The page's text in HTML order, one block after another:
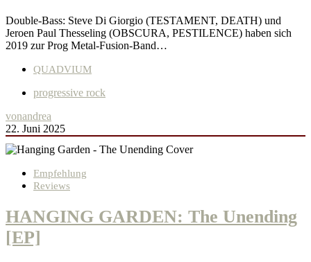
Double-Bass: Steve Di Giorgio (TESTAMENT, DEATH) und
Jeroen Paul Thesseling (OBSCURA, PESTILENCE) haben sich
2019 zur Prog Metal-Fusion-Band…
QUADVIUM
progressive rock
vonandrea
22. Juni 2025
Empfehlung
Reviews
HANGING GARDEN: The Unending
[EP]